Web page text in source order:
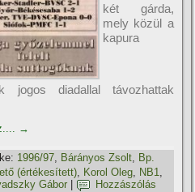
két gárda,
mely közül a
kapura
jogos diadallal távozhattak
→
1996/97, Bárányos Zsolt, Bp.
(értékesí­tett) Korol Oleg NB1
Gábor
Hozzászólás